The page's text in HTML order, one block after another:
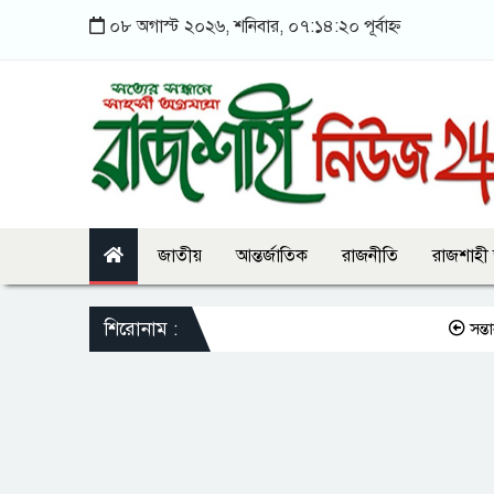
০৮ অগাস্ট ২০২৬, শনিবার, ০৭:১৪:২০ পূর্বাহ্ন
জাতীয় আন্তর্জাতিক রাজনীতি
শিরোনাম : সন্তানকে